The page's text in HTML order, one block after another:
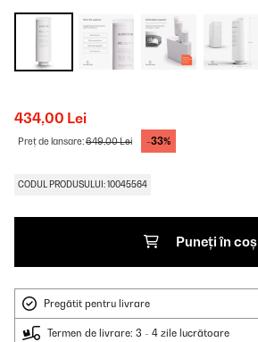
434,00 Lei
Preț de lansare:649,00 Lei -33%
CODUL PRODUSULUI: 10045564
Puneți în coș
Pregătit pentru livrare
Termen de livrare: 3 - 4 zile lucrătoare